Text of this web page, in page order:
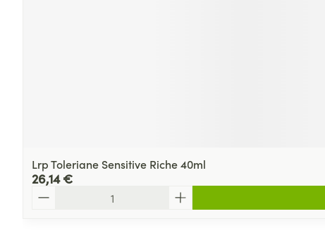
Lrp Toleriane Sensitive Riche 40ml
26,14 €